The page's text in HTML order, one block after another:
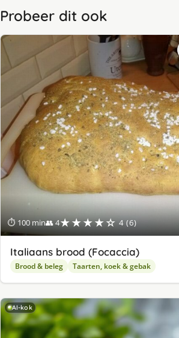
Probeer dit ook
⏱ 100 min👥 4★★★★☆ 4 (6)
Italiaans brood (Focaccia)
Brood & beleg Taarten, koek & gebak
AI-kok